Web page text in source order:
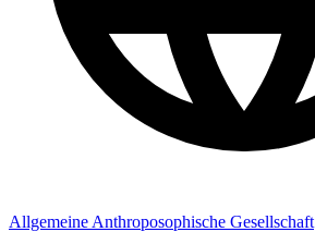
Allgemeine Anthroposophische Gesellschaft